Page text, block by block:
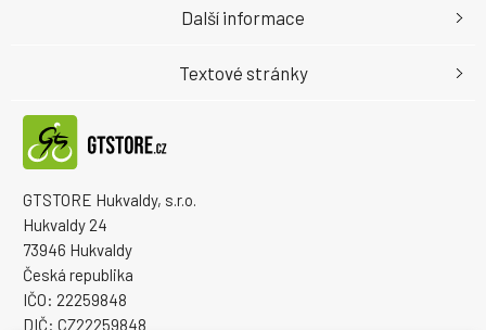
GTSTORE Hukvaldy, s.r.o.
Hukvaldy 24
73946 Hukvaldy
Česká republika
IČO: 22259848
DIČ: CZ22259848
Další informace
Textové stránky